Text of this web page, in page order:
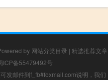
by 网站分类目录 | 精选推荐文章
ICP备55479492号
发邮件到f_fb#foxmail.com说明，我们